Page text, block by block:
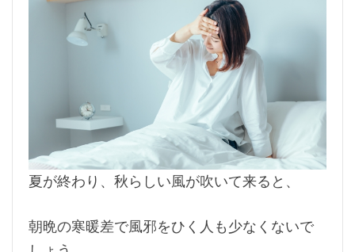
夏が終わり、秋らしい風が吹いて来ると、
朝晩の寒暖差で風邪をひく人も少なくないで